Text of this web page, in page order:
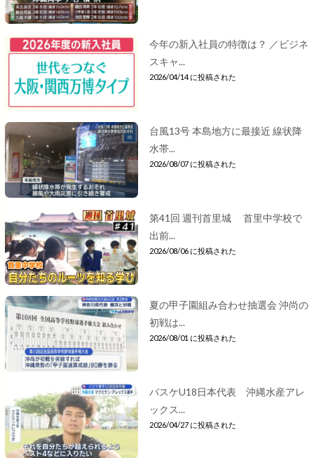
今年の新入社員の特徴は？ ／ビジネ
スキャ...
2026/04/14 に投稿された
台風13号 本島地方に最接近 線状降
水帯...
2026/08/07 に投稿された
第41回 週刊首里城 首里中学校で
出前...
2026/08/06 に投稿された
夏の甲子園組み合わせ抽選会 沖尚の
初戦は...
2026/08/01 に投稿された
バスケU18日本代表 沖縄水産アレ
ックス...
2026/04/27 に投稿された